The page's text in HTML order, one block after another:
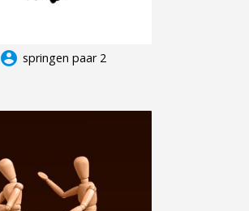
account_circle springen paar 2